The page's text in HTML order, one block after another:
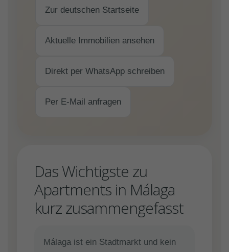
Zur deutschen Startseite
Aktuelle Immobilien ansehen
Direkt per WhatsApp schreiben
Per E-Mail anfragen
Das Wichtigste zu
Apartments in Málaga
kurz zusammengefasst
Málaga ist ein Stadtmarkt und kein